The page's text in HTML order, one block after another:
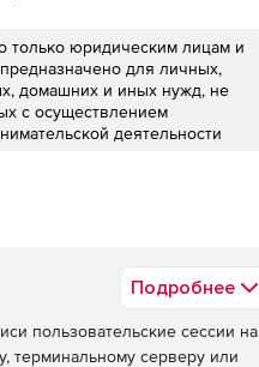
только юридическим лицам и
для личных,
домашних и иных нужд, не
с осуществлением
деятельности
Подробнее
пользовательские сессии на
терминальному серверу или